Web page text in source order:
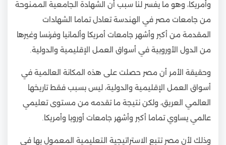
وأمريكا، وهو ما يفسر لنا سبب أن الشهادة الجامعية الممنوحة
من جامعات مصر في الهندسة تعادل تماما الشهادات
المقدمة من أكبر وأشهر جامعات أمريكا وألمانيا وفرنسا وغيرها
من الدول الأوروبية في أسواق العمل الإقليمية والدولية.
وحقيقة الأمر أن مصر حصلت على هذه المكانة العالمية في
أسواق العمل الإقليمية والدولية، ليس بسبب فقط تاريخها
العالمي العريق، ولكن نتيجة ما تقدمه من مستوى تعليمي
عالمي يساوي تماما أكبر وأشهر جامعات أوروبا وأمريكا.
وذلك لأن مصر تتبع الاستراتيجية التعليمية المعمول بها في